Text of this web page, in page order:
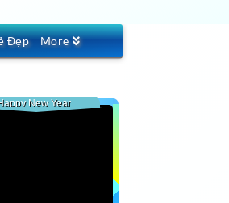
Đẹp More
New Year